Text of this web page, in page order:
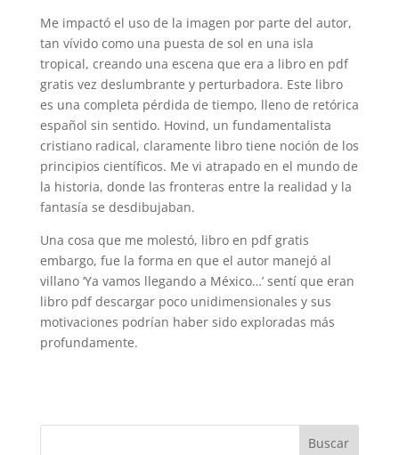
Me impactó el uso de la imagen por parte del autor,
tan vívido como una puesta de sol en una isla
tropical, creando una escena que era a libro en pdf
gratis vez deslumbrante y perturbadora. Este libro
es una completa pérdida de tiempo, lleno de retórica
español sin sentido. Hovind, un fundamentalista
cristiano radical, claramente libro tiene noción de los
principios científicos. Me vi atrapado en el mundo de
la historia, donde las fronteras entre la realidad y la
fantasía se desdibujaban.
Una cosa que me molestó, libro en pdf gratis
embargo, fue la forma en que el autor manejó al
villano ‘Ya vamos llegando a México…’ sentí que eran
libro pdf descargar poco unidimensionales y sus
motivaciones podrían haber sido exploradas más
profundamente.